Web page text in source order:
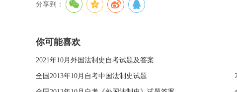
分享到：
你可能喜欢
2021年10月外国法制史自考试题及答案
全国2013年10月自考中国法制史试题